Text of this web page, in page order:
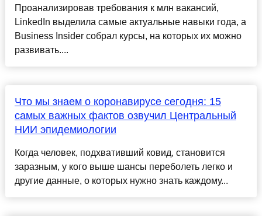
Проанализировав требования к млн вакансий,
LinkedIn выделила самые актуальные навыки года, а
Business Insider собрал курсы, на которых их можно
развивать....
Что мы знаем о коронавирусе сегодня: 15
самых важных фактов озвучил Центральный
НИИ эпидемиологии
Когда человек, подхвативший ковид, становится
заразным, у кого выше шансы переболеть легко и
другие данные, о которых нужно знать каждому...